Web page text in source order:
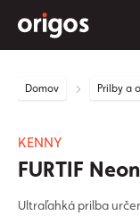
Domov Prilby a
KENNY
FURTIF
Ultraľahká prilba